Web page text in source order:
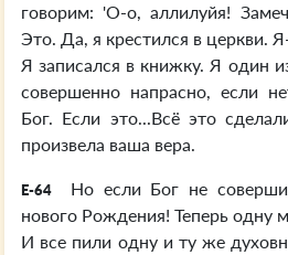
говорим: 'О-о, аллилуйя!
Это. Да, я крестился в церкви.
Я записался в книжку. Я один
совершенно напрасно, если
Бог. Если это...Всё это
произвела ваша вера.
E-64
Но если Бог не
нового Рождения! Теперь одну
И все пили одну и ту же